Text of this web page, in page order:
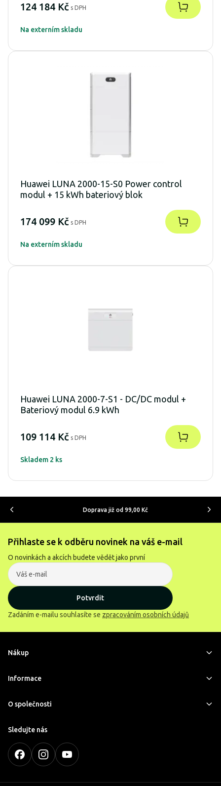
124 184 Kč s DPH
Na externím skladu
Huawei LUNA 2000-15-S0 Power control
modul + 15 kWh bateriový blok
174 099 Kč s DPH
Na externím skladu
Huawei LUNA 2000-7-S1 - DC/DC modul +
Bateriový modul 6.9 kWh
109 114 Kč s DPH
Skladem 2 ks
Doprava již od 99,00 Kč
Přihlaste se k odběru novinek na váš e-mail
O novinkách a akcích budete vědět jako první
Potvrdit
Zadáním e-mailu souhlasíte se zpracováním osobních údajů
Nákup
Informace
O společnosti
Sledujte nás